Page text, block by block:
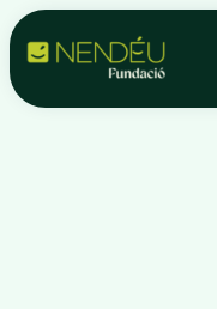
Vés
al
contingut
Navegació